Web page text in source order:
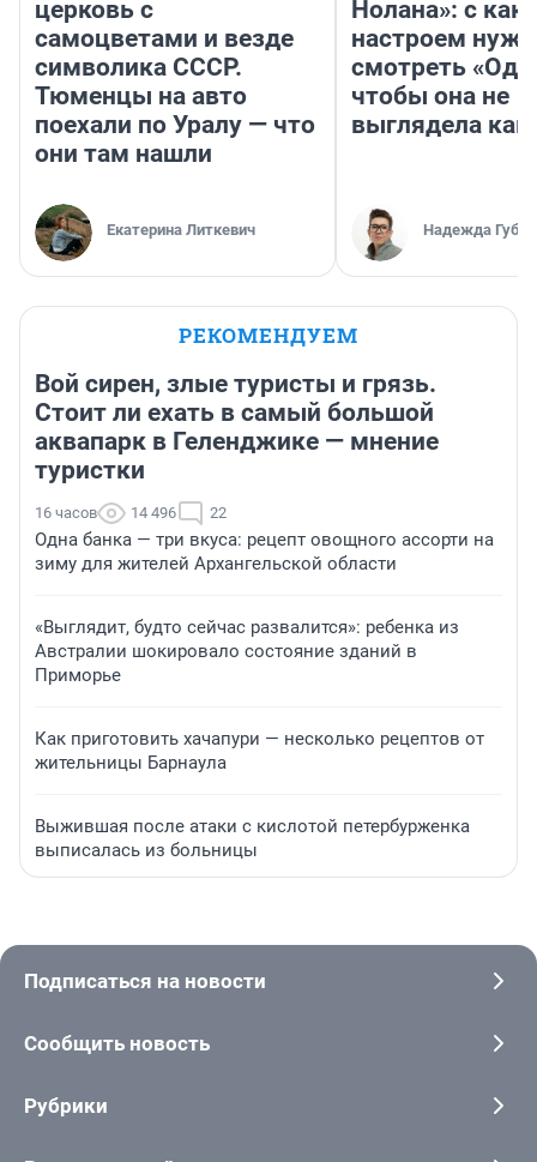
церковь с
самоцветами и везде
символика СССР.
Тюменцы на авто
поехали по Уралу — что
они там нашли
Екатерина Литкевич
Нолана»: с
настроем
смотреть
чтобы она не
выглядела как
Надежда
РЕКОМЕНДУЕМ
Вой сирен, злые туристы и грязь.
Стоит ли ехать в самый большой
аквапарк в Геленджике — мнение
туристки
16 часов 14 496 22
Одна банка — три вкуса: рецепт овощного ассорти на
зиму для жителей Архангельской области
«Выглядит, будто сейчас развалится»: ребенка из
Австралии шокировало состояние зданий в
Приморье
Как приготовить хачапури — несколько рецептов от
жительницы Барнаула
Выжившая после атаки с кислотой петербурженка
выписалась из больницы
Подписаться на новости
Сообщить новость
Рубрики